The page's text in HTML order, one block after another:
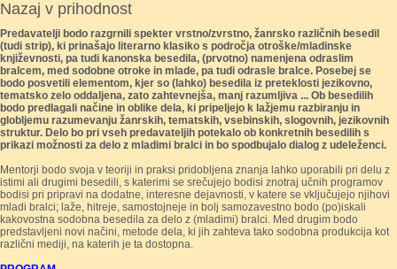
Nazaj v prihodnost
Predavatelji bodo razgrnili spekter vrstno/zvrstno, žanrsko različnih besedil
(tudi strip), ki prinašajo literarno klasiko s področja otroške/mladinske
književnosti, pa tudi kanonska besedila, (prvotno) namenjena odraslim
bralcem, med sodobne otroke in mlade, pa tudi odrasle bralce. Posebej se
bodo posvetili elementom, kjer so (lahko) besedila iz preteklosti jezikovno,
tematsko zelo oddaljena, zato zahtevnejša, manj razumljiva ... Ob besedilih
bodo predlagali načine in oblike dela, ki pripeljejo k lažjemu razbiranju in
globljemu razumevanju žanrskih, tematskih, vsebinskih, slogovnih, jezikovnih
struktur. Delo bo pri vseh predavateljih potekalo ob konkretnih besedilih s
prikazi možnosti za delo z mladimi bralci in bo spodbujalo dialog z udeleženci.
Mentorji bodo svoja v teoriji in praksi pridobljena znanja lahko uporabili pri delu z
istimi ali drugimi besedili, s katerimi se srečujejo bodisi znotraj učnih programov
bodisi pri pripravi na dodatne, interesne dejavnosti, v katere se vključujejo njihovi
mladi bralci; laže, hitreje, samostojneje in bolj samozavestno bodo (po)iskali
kakovostna sodobna besedila za delo z (mladimi) bralci. Med drugim bodo
predstavljeni novi načini, metode dela, ki jih zahteva tako sodobna produkcija kot
različni mediji, na katerih je ta dostopna.